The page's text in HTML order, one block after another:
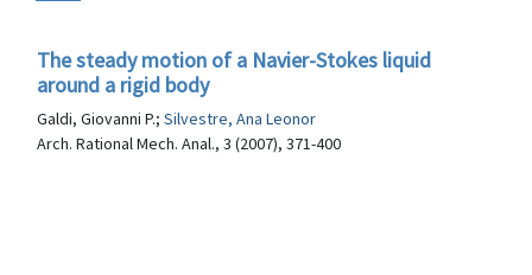
The steady motion of a Navier-Stokes liquid
around a rigid body
Galdi, Giovanni P.; Silvestre, Ana Leonor
Arch. Rational Mech. Anal., 3 (2007), 371-400